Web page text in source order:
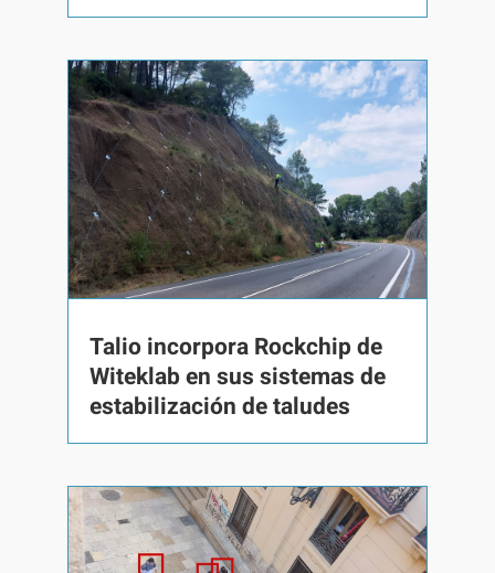
Talio incorpora Rockchip de
Witeklab en sus sistemas de
estabilización de taludes